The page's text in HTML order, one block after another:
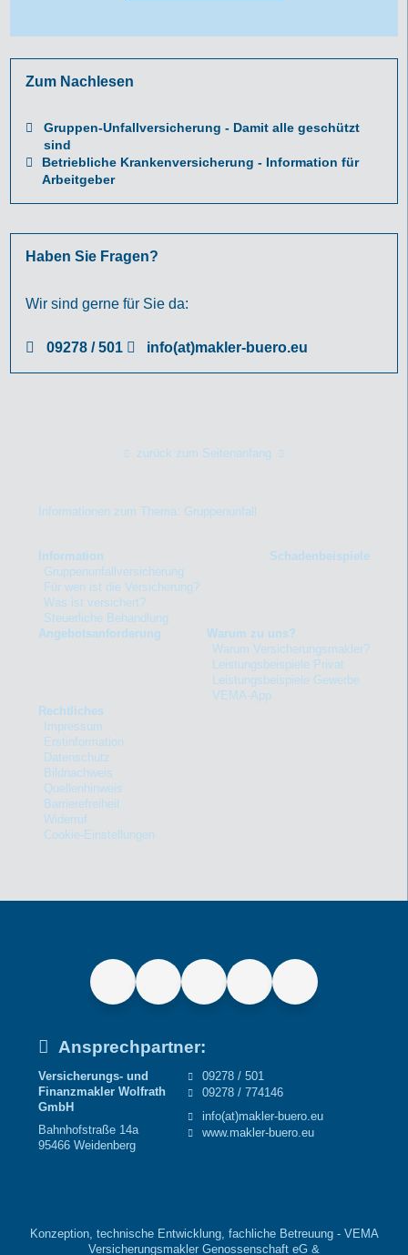
Zum Nachlesen
Gruppen-Unfallversicherung - Damit alle geschützt
sind
Betriebliche Krankenversicherung - Information für
Arbeitgeber
Haben Sie Fragen?
Wir sind gerne für Sie da:
09278 / 501 info(at)makler-buero.eu
zurück zum Seitenanfang
Informationen zum Thema: Gruppenunfall
Information
Gruppenunfallversicherung
Für wen ist die Versicherung?
Was ist versichert?
Steuerliche Behandlung
Schadenbeispiele
Angebotsanforderung
Warum zu uns?
Warum Versicherungsmakler?
Leistungsbeispiele Privat
Leistungsbeispiele Gewerbe
VEMA-App
Rechtliches
Impressum
Erstinformation
Datenschutz
Bildnachweis
Quellenhinweis
Barrierefreiheit
Widerruf
Cookie-Einstellungen
Ansprechpartner:
Versicherungs- und
Finanzmakler Wolfrath
GmbH
Bahnhofstraße 14a
95466 Weidenberg
09278 / 501
09278 / 774146
info(at)makler-buero.eu
www.makler-buero.eu
Konzeption, technische Entwicklung, fachliche Betreuung - VEMA
Versicherungsmakler Genossenschaft eG &